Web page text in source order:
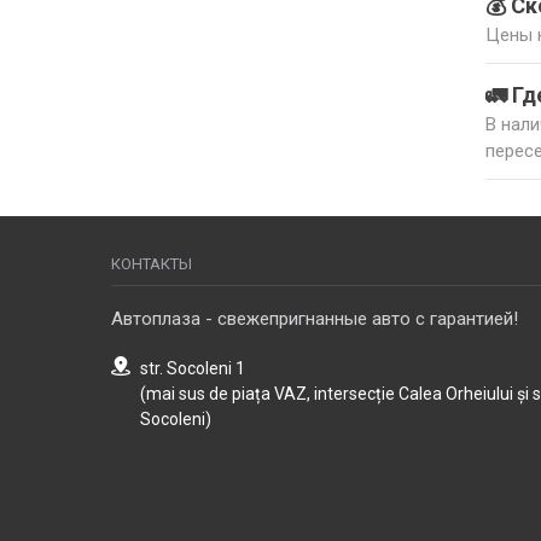
–
Цены
🚛
В
КОНТАКТЫ
Автоплаза - свежепригнанные авто с гарантией!
str. Socoleni 1
(mai sus de piața VAZ, intersecție Calea Orheiului și
Socoleni)